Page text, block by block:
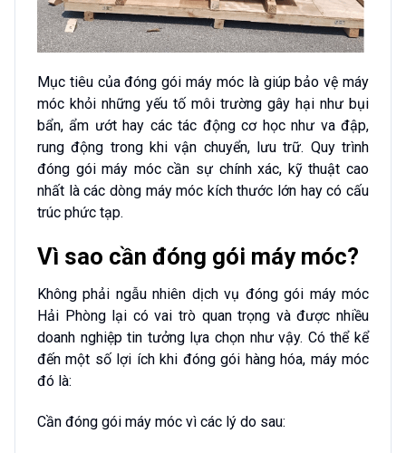
Mục tiêu của đóng gói máy móc là giúp bảo vệ máy
móc khỏi những yếu tố môi trường gây hại như bụi
bẩn, ẩm ướt hay các tác động cơ học như va đập,
rung động trong khi vận chuyển, lưu trữ. Quy trình
đóng gói máy móc cần sự chính xác, kỹ thuật cao
nhất là các dòng máy móc kích thước lớn hay có cấu
trúc phức tạp.
Vì sao cần đóng gói máy móc?
Không phải ngẫu nhiên dịch vụ đóng gói máy móc
Hải Phòng lại có vai trò quan trọng và được nhiều
doanh nghiệp tin tưởng lựa chọn như vậy. Có thể kể
đến một số lợi ích khi đóng gói hàng hóa, máy móc
đó là:
Cần đóng gói máy móc vì các lý do sau: